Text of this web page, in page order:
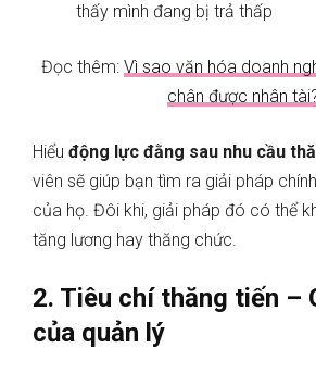
thấy mình đang bị trả thấp
Đọc thêm: Vì sao văn hóa doanh
chân được nhân
Hiểu động lực đằng sau nhu cầu
viên sẽ giúp bạn tìm ra giải pháp
của họ. Đôi khi, giải pháp đó có thể
tăng lương hay thăng chức.
2. Tiêu chí thăng tiến –
của quản lý